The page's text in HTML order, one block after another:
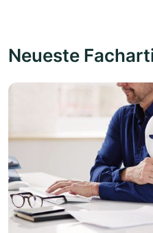
Neueste